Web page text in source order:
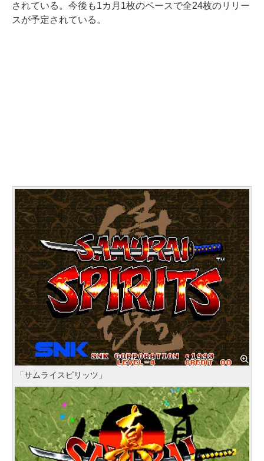
されている。今後も1カ月1枚のペースで全24枚のリリー
スが予定されている。
「サムライスピリッツ」